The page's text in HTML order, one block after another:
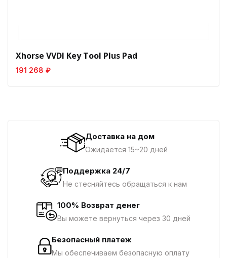
Xhorse VVDI Key Tool Plus Pad
191 268 ₽
Доставка на дом
Ожидается 15~20 дней
Поддержка 24/7
Не стесняйтесь обращаться к нам
100% Возврат денег
Вы можете вернуться через 30 дней
Безопасный платеж
Мы обеспечиваем безопасную оплату